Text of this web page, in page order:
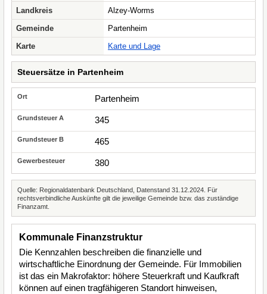
Landkreis
Alzey-Worms
Gemeinde
Partenheim
Karte
Karte und Lage
Steuersätze in Partenheim
Partenheim
345
465
380
Quelle: Regionaldatenbank Deutschland, Datenstand 31.12.2024. Für
rechtsverbindliche Auskünfte gilt die jeweilige Gemeinde bzw. das zuständige
Finanzamt.
Kommunale Finanzstruktur
Die Kennzahlen beschreiben die finanzielle und
wirtschaftliche Einordnung der Gemeinde. Für Immobilien
ist das ein Makrofaktor: höhere Steuerkraft und Kaufkraft
können auf einen tragfähigeren Standort hinweisen,